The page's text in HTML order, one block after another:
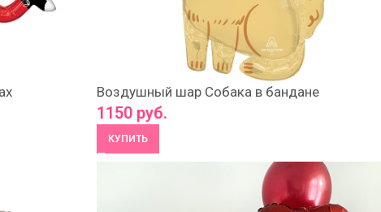
Воздушный шар Собака в бандане
1150 руб.
КУПИТЬ